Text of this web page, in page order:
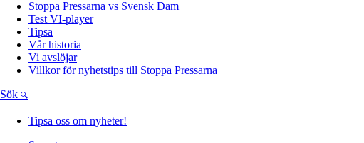
Stoppa Pressarna vs Svensk Dam
Test VI-player
Tipsa
Vår historia
Vi avslöjar
Villkor för nyhetstips till Stoppa Pressarna
Sök
Tipsa oss om nyheter!